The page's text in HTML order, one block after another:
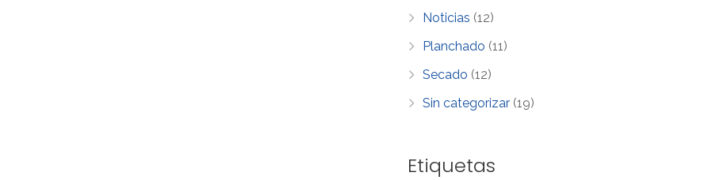
Noticias (12)
Planchado (11)
Secado (12)
Sin categorizar (19)
Etiquetas